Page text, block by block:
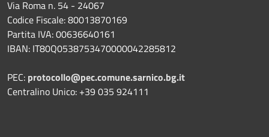
Via Roma n. 54 - 24067
Codice Fiscale: 80013870169
Partita IVA: 00636640161
IBAN: IT80Q0538753470000042285812
PEC: protocollo@pec.comune.sarnico.bg.it
Centralino Unico: +39 035 924111